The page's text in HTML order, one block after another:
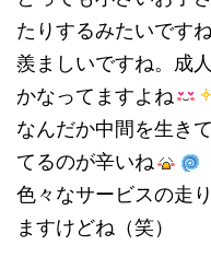
たりするみたいですね
羨ましいですね。成
かなってますよね
なんだか中間を生き
てるのが辛いね
色々なサービスの走
ますけどね（笑）